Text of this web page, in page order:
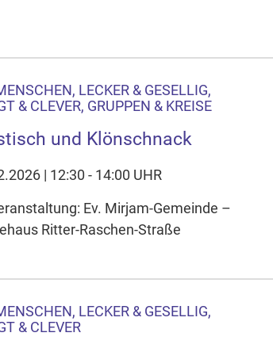
LECKER & GESELLIG,
& CLEVER, GRUPPEN & KREISE
und Klönschnack
| 12:30 - 14:00 UHR
Ev. Mirjam-Gemeinde –
Ritter-Raschen-Straße
LECKER & GESELLIG,
& CLEVER